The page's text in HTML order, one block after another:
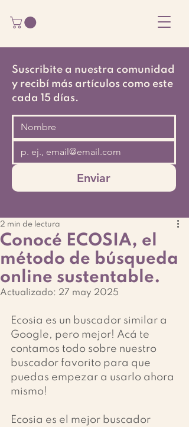
Suscribite a nuestra comunidad
y recibí más artículos como este
cada 15 días.
Enviar
Conocé ECOSIA, el
método de búsqueda
online sustentable.
2 min de lectura
Actualizado: 27 may 2025
Ecosia es un buscador similar a
Google, pero mejor! Acá te
contamos todo sobre nuestro
buscador favorito para que
puedas empezar a usarlo ahora
mismo!
Ecosia es el mejor buscador